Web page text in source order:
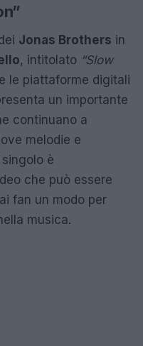
Jonas Brothers in
, intitolato “Slow
le piattaforme digitali
un importante
continuano a
melodie e
è
che può essere
fan un modo per
musica.